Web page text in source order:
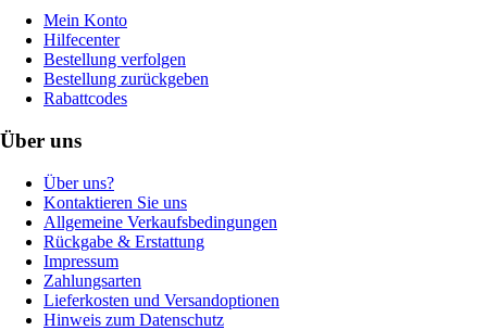
Mein Konto
Hilfecenter
Bestellung verfolgen
Bestellung zurückgeben
Rabattcodes
Über uns
Über uns?
Kontaktieren Sie uns
Allgemeine Verkaufsbedingungen
Rückgabe & Erstattung
Impressum
Zahlungsarten
Lieferkosten und Versandoptionen
Hinweis zum Datenschutz